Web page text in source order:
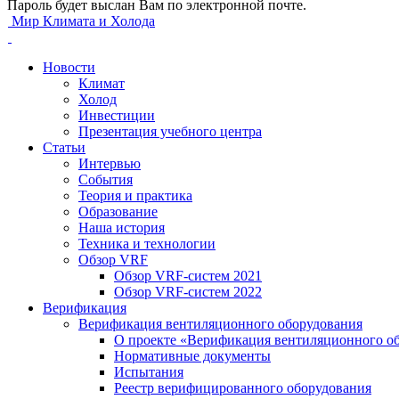
Пароль будет выслан Вам по электронной почте.
Мир Климата и Холода
Новости
Климат
Холод
Инвестиции
Презентация учебного центра
Статьи
Интервью
События
Теория и практика
Образование
Наша история
Техника и технологии
Обзор VRF
Обзор VRF-систем 2021
Обзор VRF-систем 2022
Верификация
Верификация вентиляционного оборудования
О проекте «Верификация вентиляционного
Нормативные документы
Испытания
Реестр верифицированного оборудования